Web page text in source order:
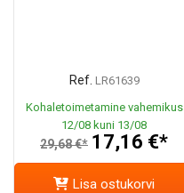
Ref. LR61639
Kohaletoimetamine vahemikus
12/08 kuni 13/08
29,68 €* 17,16 €*
Lisa ostukorvi